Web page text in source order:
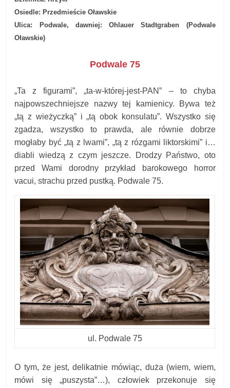
Osiedle: Przedmieście Oławskie
Ulica: Podwale, dawniej:Ohlauer Stadtgraben (Podwale
Oławskie)
Podwale 75
„Ta z figurami”, „ta-w-której-jest-PAN” – to chyba
najpowszechniejsze nazwy tej kamienicy. Bywa też
„tą z wieżyczką” i „tą obok konsulatu”. Wszystko się
zgadza, wszystko to prawda, ale równie dobrze
mogłaby być „tą z lwami”, „tą z rózgami liktorskimi” i…
diabli wiedzą z czym jeszcze. Drodzy Państwo, oto
przed Wami dorodny przykład barokowego horror
vacui, strachu przed pustką. Podwale 75.
ul. Podwale 75
O tym, że jest, delikatnie mówiąc, duża (wiem, wiem,
mówi się „puszysta”…), człowiek przekonuje się